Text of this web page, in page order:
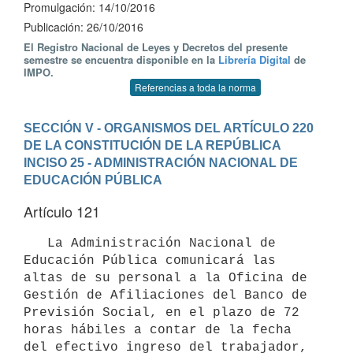
Promulgación: 14/10/2016
Publicación: 26/10/2016
El Registro Nacional de Leyes y Decretos del presente
semestre se encuentra disponible en la Librería Digital de
IMPO.
Referencias a toda la norma
SECCIÓN V - ORGANISMOS DEL ARTÍCULO 220
DE LA CONSTITUCIÓN DE LA REPÚBLICA
INCISO 25 - ADMINISTRACIÓN NACIONAL DE
EDUCACIÓN PÚBLICA
Artículo 121
Educación Pública comunicará las
altas de su personal a la Oficina de
Gestión de Afiliaciones del Banco de
Previsión Social, en el plazo de 72
horas hábiles a contar de la fecha
del efectivo ingreso del trabajador,